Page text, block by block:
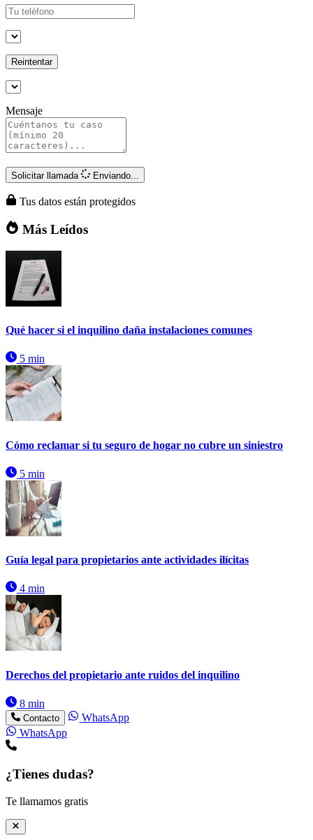
Reintentar
Mensaje
Solicitar llamada Enviando...
Tus datos están protegidos
Más Leídos
Qué hacer si el inquilino daña instalaciones comunes
5 min
Cómo reclamar si tu seguro de hogar no cubre un siniestro
5 min
Guía legal para propietarios ante actividades ilícitas
4 min
Derechos del propietario ante ruidos del inquilino
8 min
Contacto
WhatsApp
WhatsApp
¿Tienes dudas?
Te llamamos gratis